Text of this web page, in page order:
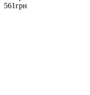
561грн